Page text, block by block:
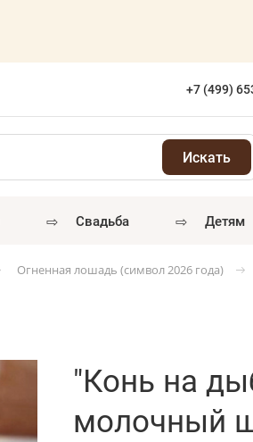
+7 (499)
⇨ свадьба ⇨ детям
Огненная лошадь (символ 2026 года)
"Конь на
молочный